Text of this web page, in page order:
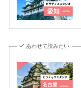
あわせて読みたい